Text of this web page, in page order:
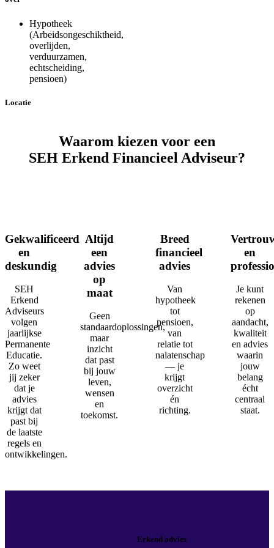
Hypotheek
(Arbeidsongeschiktheid,
overlijden,
verduurzamen,
echtscheiding,
pensioen)
Locatie
Waarom kiezen voor een
SEH Erkend Financieel Adviseur?
Gekwalificeerd
en
deskundig
SEH
Erkend
Adviseurs
volgen
jaarlijkse
Permanente
Educatie.
Zo weet
jij zeker
dat je
advies
krijgt dat
past bij
de laatste
regels en
ontwikkelingen.
Altijd
een
advies
op
maat
Geen
standaardoplossingen,
maar
inzicht
dat past
bij jouw
leven,
wensen
en
toekomst.
Breed
financieel
advies
Van
hypotheek
tot
pensioen,
van
relatie tot
nalatenschap
— je
krijgt
overzicht
én
richting.
en
Je kunt
rekenen
op
aandacht,
kwaliteit
en advies
waarin
jouw
belang
écht
centraal
staat.
Erkend advies